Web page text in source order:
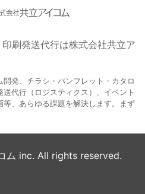
ン・デザイン
刷発送代行は株式会社共立ア
発、チラシ・パンフレット・カタロ
代行（ロジスティクス）、イベント
、あらゆる課題を解決します。まず
ム inc. All rights reserved.